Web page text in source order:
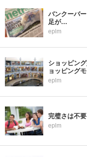
バンクーバ
足が…
eplm
ショッピン
ョッピング
eplm
完璧さは不
eplm